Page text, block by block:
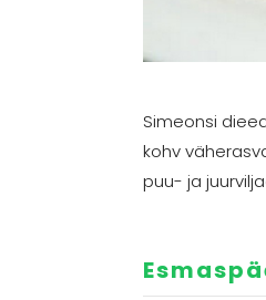
Simeonsi
kohv
puu- ja